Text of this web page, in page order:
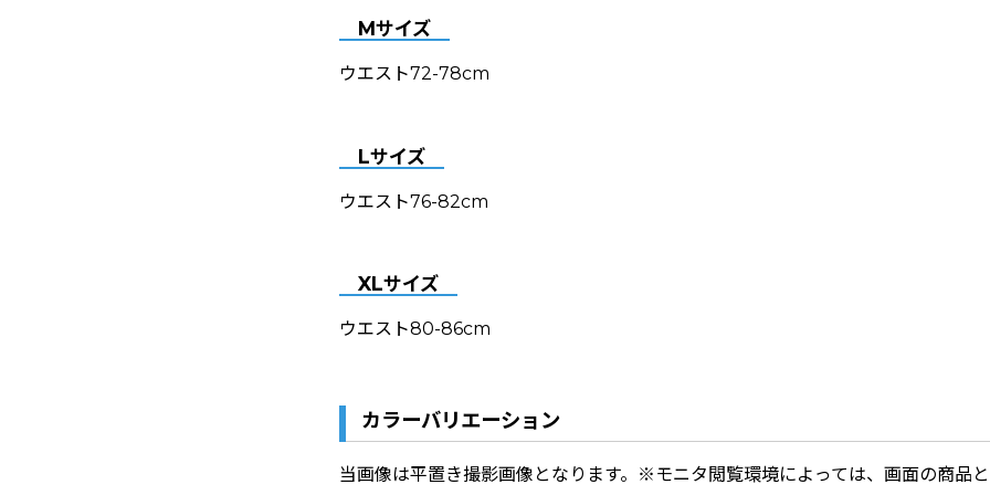
Mサイズ
ウエスト72-78cm
Lサイズ
ウエスト76-82cm
XLサイズ
ウエスト80-86cm
カラーバリエーション
当画像は平置き撮影画像となります。※モニタ閲覧環境によっては、画面の商品